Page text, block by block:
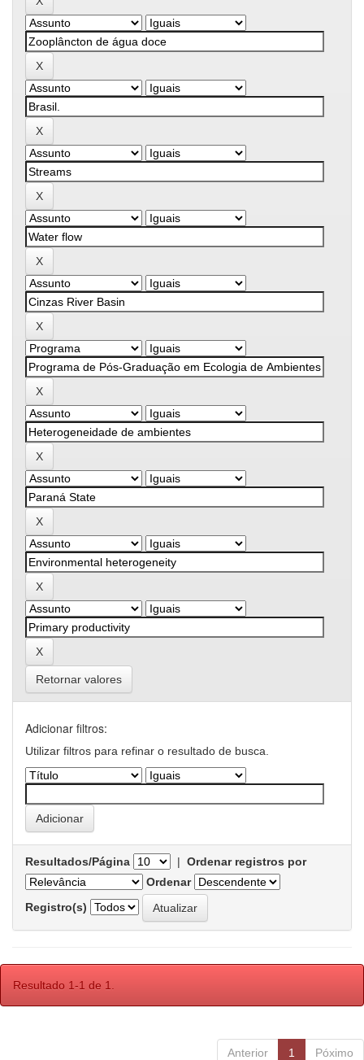
Retornar valores
Adicionar filtros:
Utilizar filtros para refinar o resultado de busca.
Resultados/Página | Ordenar registros por
Ordenar
Registro(s)
Resultado 1-1 de 1.
Anterior 1 Póximo